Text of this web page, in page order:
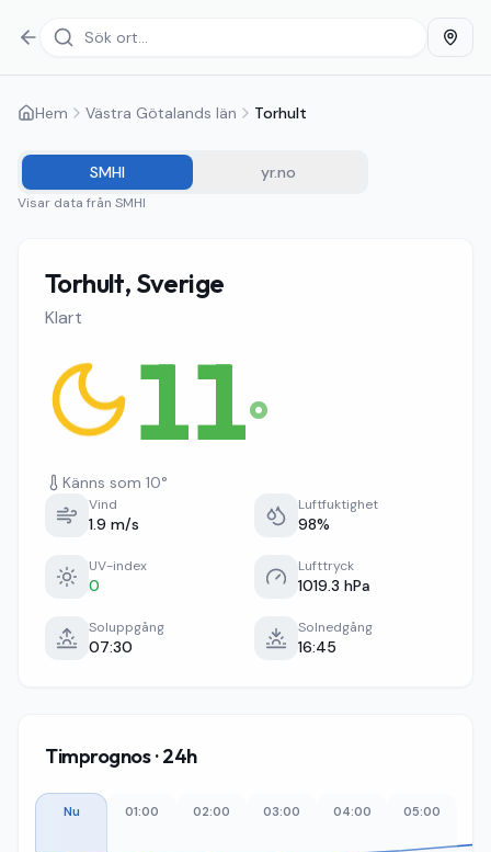
Hem Västra Götalands län Torhult
SMHI yr.no
Visar data från SMHI
Torhult, Sverige
Klart
11°
Känns som 10°
Vind
1.9 m/s
Luftfuktighet
98%
UV-index
0
Lufttryck
1019.3 hPa
Soluppgång
07:30
Solnedgång
16:45
Timprognos · 24h
Nu 01:00 02:00 03:00 04:00 05:00